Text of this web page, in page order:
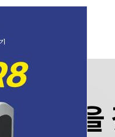
편의성